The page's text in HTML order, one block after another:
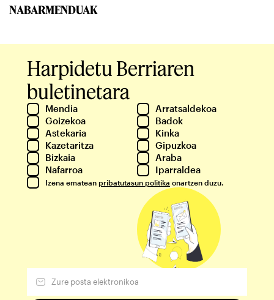
NABARMENDUAK
Harpidetu Berriaren
buletinetara
Mendia
Arratsaldekoa
Goizekoa
Badok
Astekaria
Kinka
Kazetaritza
Gipuzkoa
Bizkaia
Araba
Nafarroa
Iparraldea
Izena ematean pribatutasun politika onartzen duzu.